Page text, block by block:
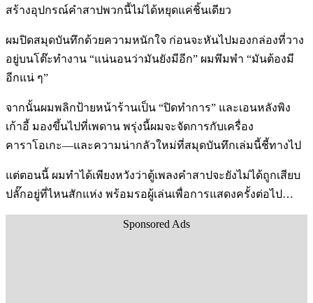
สร้างอุปกรณ์คำสาปพวกนี้ไม่ได้หยุดแค่ชิ้นเดียว
ผมปิดสมุดบันทึกด้วยความหนักใจ ก่อนจะหันไปมองกล่องที่วาง
อยู่บนโต๊ะทำงาน “แน่นอนว่ามันยังมีอีก” ผมพึมพำ “มันต้องมี
อีกแน่ ๆ”
จากนั้นผมพลิกป้ายหน้าร้านเป็น “ปิดทำการ” และเอนหลังพิง
เก้าอี้ มองขึ้นไปที่เพดาน พรุ่งนี้ผมจะจัดการกับเครื่อง
คาราโอเกะ—และความน่ากลัวใหม่ที่สมุดบันทึกเล่มนี้ชี้ทางไป
แต่ตอนนี้ ผมทำได้เพียงหวังว่าตู้เพลงคำสาปจะยังไม่ได้ถูกเสียบ
ปลั๊กอยู่ที่ไหนสักแห่ง พร้อมรอผู้เล่นเพื่อการแสดงครั้งต่อไป…
Sponsored Ads